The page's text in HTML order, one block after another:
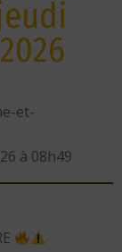
et-
à 08h49